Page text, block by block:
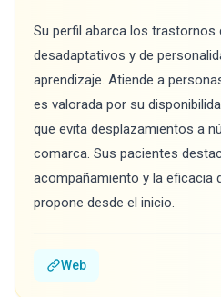
Su perfil abarca los trastornos
desadaptativos y de
aprendizaje. Atiende a
es valorada por su
que evita desplazamientos a
comarca. Sus pacientes
acompañamiento y la eficacia
propone desde el inicio.
Web